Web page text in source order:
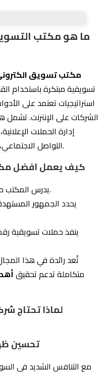
مكتب تسويق
تسويقية مبتكرة باستخدام
استراتيجيات تعتمد على
الشركات على الإنترنت. تشمل
التواصل.
كيف يعمل افضل
يدرس المكتب طبيعة عملك وأهدافك التسويقية.
يحدد الجمهور
ينفذ حملات تسويقية
متكاملة تدعم تحقيق
لماذا تحتاج
1. تحسين
مع التنافس الشديد في